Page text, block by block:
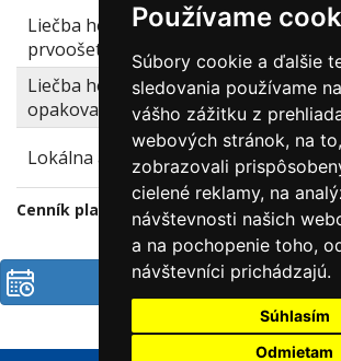
Používame
Súbory cookie a ďalšie
sledovania používame
vášho zážitku z
webových stránok, na
zobrazovali
cielené reklamy, na
návštevnosti našich
a na pochopenie toho,
návštevníci prichádzajú.
Súhlasím
Odmietam
Liečba herpesu plazmovým
prvoošetrenie
Liečba herpesu plazmovým
opakované ošetrenie
Lokálna anestéza inj/ krem - voliteľné
Cenník platný od 5.1.2026
Objednať